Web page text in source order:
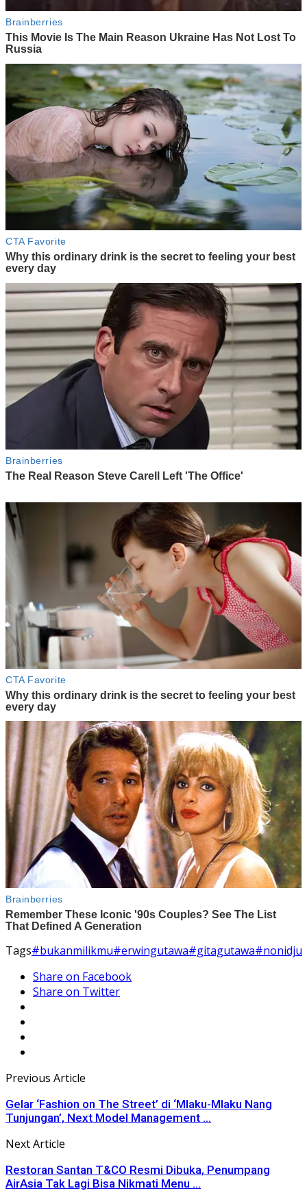
Tags#bukanmilikmu#erwingutawa#gitagutawa#nonidju
Share on Facebook
Share on Twitter
Previous Article
Gelar ‘Fashion on The Street’ di ‘Mlaku-Mlaku Nang
Tunjungan’, Next Model Management ...
Next Article
Restoran Santan T&CO Resmi Dibuka, Penumpang
AirAsia Tak Lagi Bisa Nikmati Menu ...